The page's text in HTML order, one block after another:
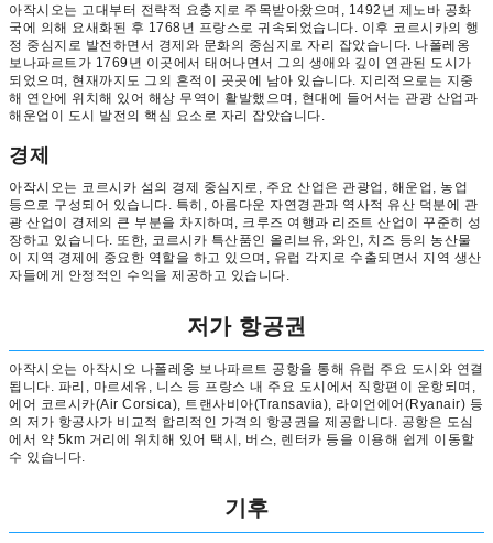
아작시오는 고대부터 전략적 요충지로 주목받아왔으며, 1492년 제노바 공화
국에 의해 요새화된 후 1768년 프랑스로 귀속되었습니다. 이후 코르시카의 행
정 중심지로 발전하면서 경제와 문화의 중심지로 자리 잡았습니다. 나폴레옹
보나파르트가 1769년 이곳에서 태어나면서 그의 생애와 깊이 연관된 도시가
되었으며, 현재까지도 그의 흔적이 곳곳에 남아 있습니다. 지리적으로는 지중
해 연안에 위치해 있어 해상 무역이 활발했으며, 현대에 들어서는 관광 산업과
해운업이 도시 발전의 핵심 요소로 자리 잡았습니다.
경제
아작시오는 코르시카 섬의 경제 중심지로, 주요 산업은 관광업, 해운업, 농업
등으로 구성되어 있습니다. 특히, 아름다운 자연경관과 역사적 유산 덕분에 관
광 산업이 경제의 큰 부분을 차지하며, 크루즈 여행과 리조트 산업이 꾸준히 성
장하고 있습니다. 또한, 코르시카 특산품인 올리브유, 와인, 치즈 등의 농산물
이 지역 경제에 중요한 역할을 하고 있으며, 유럽 각지로 수출되면서 지역 생산
자들에게 안정적인 수익을 제공하고 있습니다.
저가 항공권
아작시오는 아작시오 나폴레옹 보나파르트 공항을 통해 유럽 주요 도시와 연결
됩니다. 파리, 마르세유, 니스 등 프랑스 내 주요 도시에서 직항편이 운항되며,
에어 코르시카(Air Corsica), 트랜사비아(Transavia), 라이언에어(Ryanair) 등
의 저가 항공사가 비교적 합리적인 가격의 항공권을 제공합니다. 공항은 도심
에서 약 5km 거리에 위치해 있어 택시, 버스, 렌터카 등을 이용해 쉽게 이동할
수 있습니다.
기후